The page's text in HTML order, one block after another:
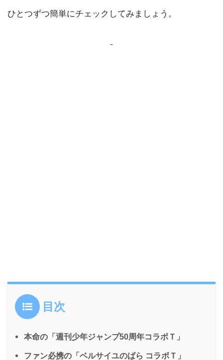
ひとつずつ簡単にチェックしてみましょう。
目次
本命の「週刊少年ジャンプ50周年コラボＴ」
ファン必携の「ベルサイユのばら コラボＴ」